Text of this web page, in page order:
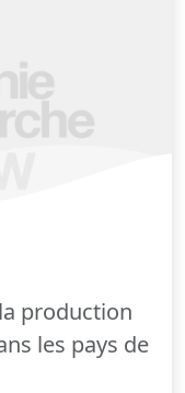
production
les pays de